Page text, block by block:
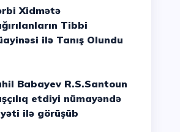
Tibbi
ilə Tanış Olundu
etdiyi nümayəndə
ilə görüşüb